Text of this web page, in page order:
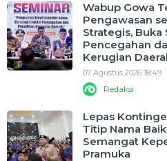
Wabup Gowa
Pengawasan
Strategis, Buka
Pencegahan
Kerugian
07 Agustus 2026 18:49
Redaksi
Lepas
Titip Nama
Semangat
Pramuka